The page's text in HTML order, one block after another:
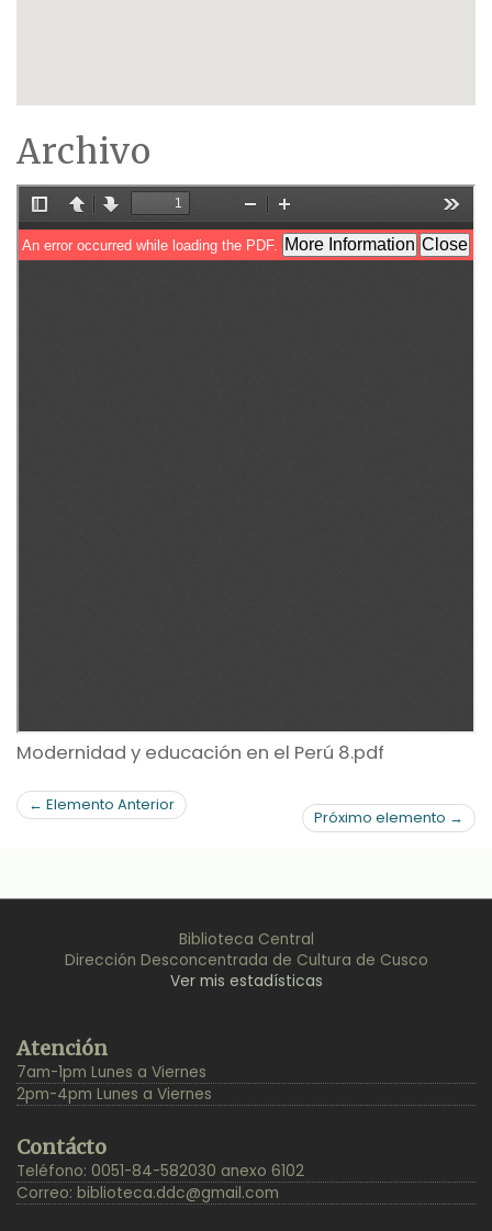
Archivo
Modernidad y educación en el Perú 8.pdf
← Elemento Anterior
Próximo elemento →
Biblioteca Central
Dirección Desconcentrada de Cultura de Cusco
Ver mis estadísticas
Top
Atención
7am-1pm Lunes a Viernes
2pm-4pm Lunes a Viernes
Contácto
Teléfono: 0051-84-582030 anexo 6102
Correo: biblioteca.ddc@gmail.com